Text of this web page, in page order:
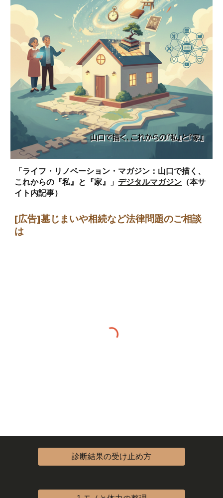
「ライフ・リノベーション・マガジン：山口で描く、
これからの『私』と『家』」 デジタルマガジン （本サ
イト内記事）
[広告]墓じまいや相続など法律問題のご相談
は
診断結果の受け止め方